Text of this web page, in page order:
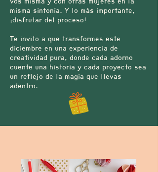
misma sintonía. Y lo más importante,
¡disfrutar del proceso!
Te invito a que transformes este
diciembre en una experiencia de
creatividad pura, donde cada adorno
cuente una historia y cada proyecto sea
un reflejo de la magia que llevas
adentro.